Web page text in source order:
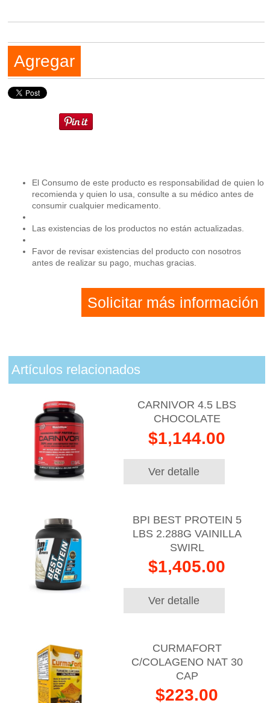
Agregar
El Consumo de este producto es responsabilidad de quien lo
recomienda y quien lo usa, consulte a su médico antes de
consumir cualquier medicamento.
Las existencias de los productos no están actualizadas.
Favor de revisar existencias del producto con nosotros
antes de realizar su pago, muchas gracias.
Solicitar más información
Artículos relacionados
CARNIVOR 4.5 LBS
CHOCOLATE
$1,144.00
Ver detalle
BPI BEST PROTEIN 5
LBS 2.288G VAINILLA
SWIRL
$1,405.00
Ver detalle
CURMAFORT
C/COLAGENO NAT 30
CAP
$223.00